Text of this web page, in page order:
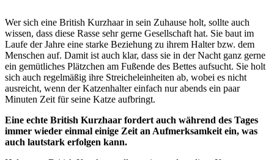
Wer sich eine British Kurzhaar in sein Zuhause holt, sollte auch
wissen, dass diese Rasse sehr gerne Gesellschaft hat. Sie baut im
Laufe der Jahre eine starke Beziehung zu ihrem Halter bzw. dem
Menschen auf. Damit ist auch klar, dass sie in der Nacht ganz gerne
ein gemütliches Plätzchen am Fußende des Bettes aufsucht. Sie holt
sich auch regelmäßig ihre Streicheleinheiten ab, wobei es nicht
ausreicht, wenn der Katzenhalter einfach nur abends ein paar
Minuten Zeit für seine Katze aufbringt.
Eine echte British Kurzhaar fordert auch während des Tages
immer wieder einmal einige Zeit an Aufmerksamkeit ein, was
auch lautstark erfolgen kann.